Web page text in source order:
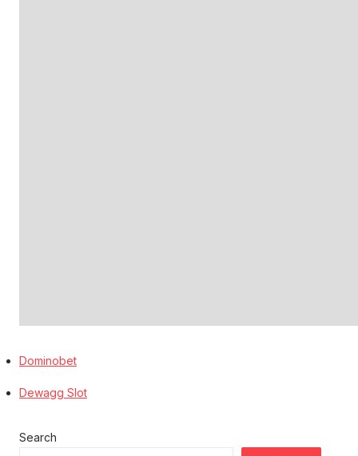
Dominobet
Dewagg Slot
Search